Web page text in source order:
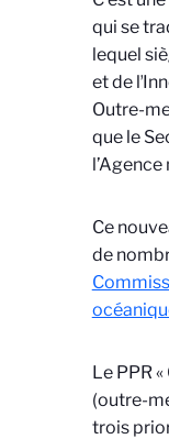
qui se
lequel
et de
Outre-
que le
Ce
de
Le PPR
(outre-
trois